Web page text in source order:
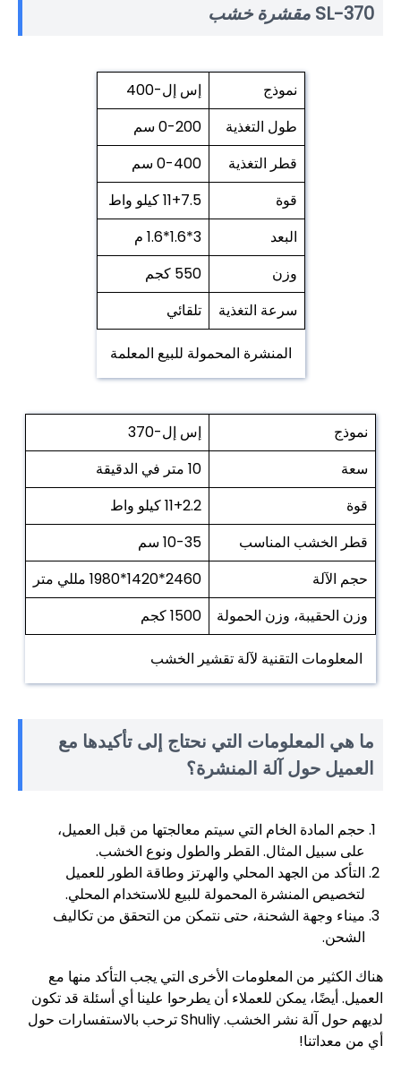
SL-370 مقشرة خشب
نموذج
إس إل-400
طول التغذية
0-200 سم
قطر التغذية
0-400 سم
قوة
11+7.5 كيلو واط
البعد
3*1.6*1.6 م
وزن
550 كجم
سرعة التغذية
تلقائي
المنشرة المحمولة للبيع المعلمة
نموذج
إس إل-370
سعة
10 متر في الدقيقة
قوة
11+2.2 كيلو واط
قطر الخشب المناسب
10-35 سم
حجم الآلة
2460*1420*1980 مللي متر
وزن الحقيبة، وزن الحمولة
1500 كجم
المعلومات التقنية لآلة تقشير الخشب
ما هي المعلومات التي نحتاج إلى تأكيدها مع
العميل حول آلة المنشرة؟
حجم المادة الخام التي سيتم معالجتها من قبل العميل،
على سبيل المثال. القطر والطول ونوع الخشب.
التأكد من الجهد المحلي والهرتز وطاقة الطور للعميل
لتخصيص المنشرة المحمولة للبيع للاستخدام المحلي.
ميناء وجهة الشحنة، حتى نتمكن من التحقق من تكاليف
الشحن.
هناك الكثير من المعلومات الأخرى التي يجب التأكد منها مع
العميل. أيضًا، يمكن للعملاء أن يطرحوا علينا أي أسئلة قد تكون
لديهم حول آلة نشر الخشب. Shuliy ترحب بالاستفسارات حول
أي من معداتنا!